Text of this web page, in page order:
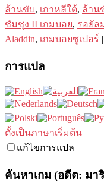
ล้านขับ, เกาหลีใต้, ล้าน
ซัมซุง II เกมบอย, รอยัล
Aladdin, เกมบอยซูเปอร์ |
การแปล
ตั้งเป็นภาษาเริ่มต้น
แก้ไขการแปล
ค้นหาเกม (อดีต: มา